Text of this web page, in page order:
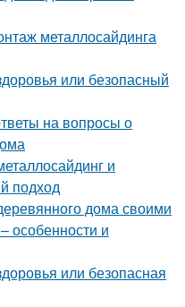
металлосайдинга
или безопасный
на вопросы о
и
подход
дома своими
особенности и
или безопасная